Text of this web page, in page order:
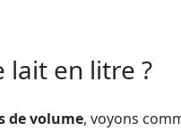
lait en litre ?
de volume, voyons